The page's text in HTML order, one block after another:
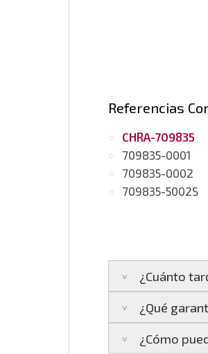
Referencias
CHRA-709835
709835-0001
709835-0002
709835-5002S
¿Cuánto
Península:
Islas Baleares:
¿Qué
La garantía
¿Cómo